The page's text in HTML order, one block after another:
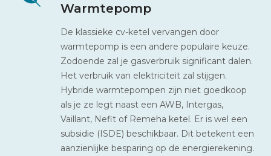
Warmtepomp
De klassieke cv-ketel vervangen door
warmtepomp is een andere populaire keuze.
Zodoende zal je gasverbruik significant dalen.
Het verbruik van elektriciteit zal stijgen.
Hybride warmtepompen zijn niet goedkoop
als je ze legt naast een AWB, Intergas,
Vaillant, Nefit of Remeha ketel. Er is wel een
subsidie (ISDE) beschikbaar. Dit betekent een
aanzienlijke besparing op de energierekening.